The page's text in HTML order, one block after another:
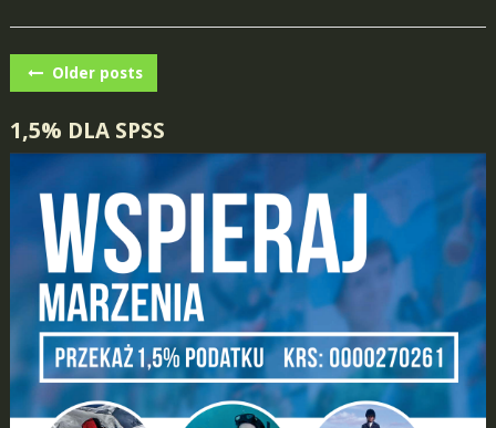
POSTS
Older posts
1,5% DLA SPSS